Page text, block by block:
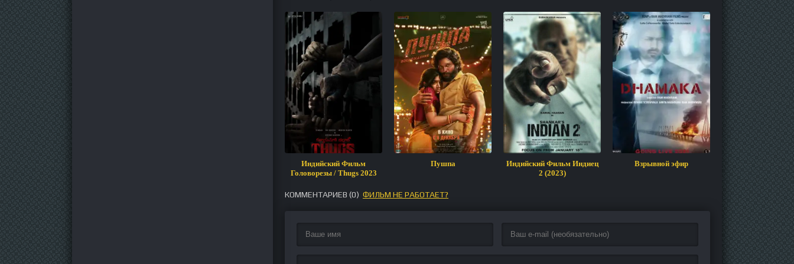
Индийский Фильм
Головорезы / Thugs 2023
Пушпа
Индийский Фильм Индиец
2 (2023)
Взрывной эфир
Индийский Фильм
Богу 2022
КОММЕНТАРИЕВ (0) ФИЛЬМ НЕ РАБОТАЕТ?